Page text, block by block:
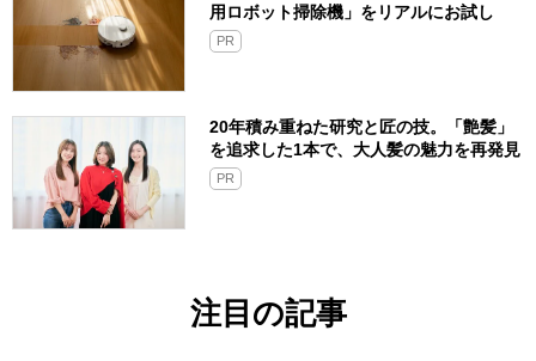
用ロボット掃除機」をリアルにお試し
PR
20年積み重ねた研究と匠の技。「艶髪」
を追求した1本で、大人髪の魅力を再発見
PR
注目の記事